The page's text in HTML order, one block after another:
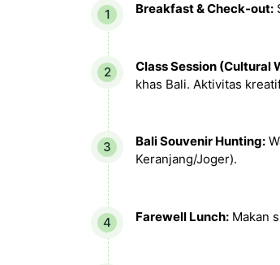
Breakfast & Check-out:
Class Session (Cultural
khas Bali. Aktivitas
Bali Souvenir Hunting:
Keranjang/Joger).
Farewell Lunch: Makan